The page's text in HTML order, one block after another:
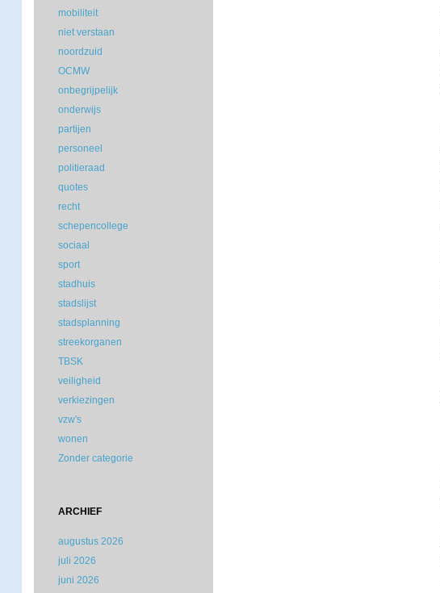
mobiliteit
niet verstaan
noordzuid
OCMW
onbegrijpelijk
onderwijs
partijen
personeel
politieraad
quotes
recht
schepencollege
sociaal
sport
stadhuis
stadslijst
stadsplanning
streekorganen
TBSK
veiligheid
verkiezingen
vzw's
wonen
Zonder categorie
ARCHIEF
augustus 2026
juli 2026
juni 2026